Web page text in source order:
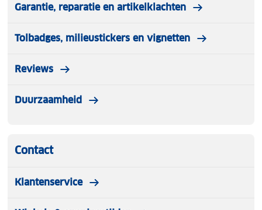
Garantie, reparatie en artikelklachten
Tolbadges, milieustickers en vignetten
Reviews
Duurzaamheid
Contact
Klantenservice